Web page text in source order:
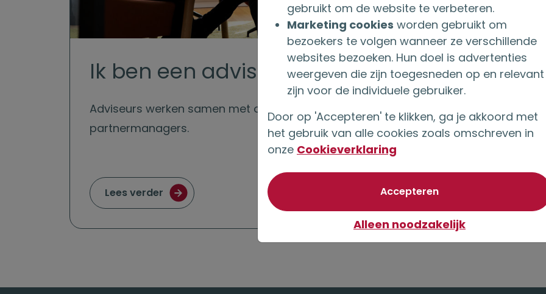
Ik ben een adviseur
Adviseurs werken samen met onze
partnermanagers.
Lees verder
Ik zoek
past, voor een
gebruikt om de website te verbeteren.
Marketing cookies worden gebruikt om
bezoekers te volgen wanneer ze verschillende
websites bezoeken. Hun doel is advertenties
weergeven die zijn toegesneden op en relevant
zijn voor de individuele gebruiker.
Door op 'Accepteren' te klikken, ga je akkoord met
het gebruik van alle cookies zoals omschreven in
onze Cookieverklaring
Accepterenvan optionele
Alleen noodzakelijk